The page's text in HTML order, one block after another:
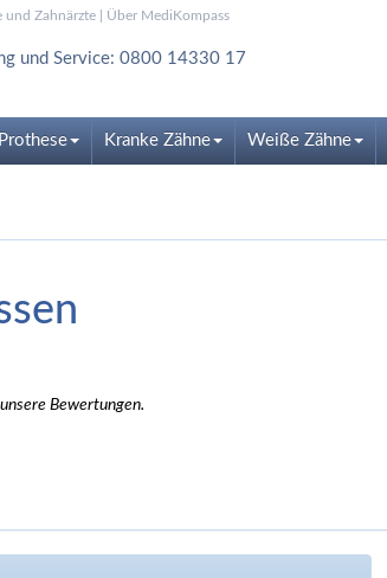
und Zahnärzte| Über MediKompass
und Service: 0800 14330 17
Prothese Kranke Zähne Weiße Zähne
Bewertungen.